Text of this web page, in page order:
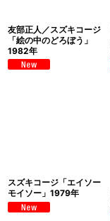
友部正人／スズキコージ
「絵の中のどろぼう」
1982年
スズキコージ「エイソー
モイソー」1979年